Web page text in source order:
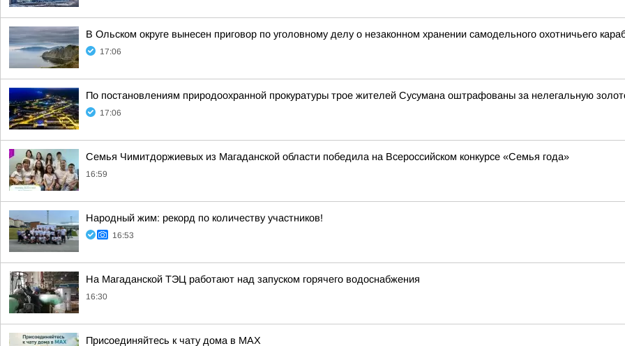
В Ольском округе вынесен приговор по уголовному делу о незаконном хранении самодельного охотничьего
17:06
По постановлениям природоохранной прокуратуры трое жителей Сусумана оштрафованы за нелегальную
17:06
Семья Чимитдоржиевых из Магаданской области победила на Всероссийском конкурсе «Семья года»
16:59
Народный жим: рекорд по количеству участников!
16:53
На Магаданской ТЭЦ работают над запуском горячего водоснабжения
16:30
Присоединяйтесь к чату дома в MAX